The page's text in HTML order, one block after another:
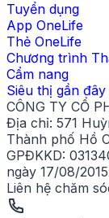
Tuyển dụng
App OneLife
Thẻ OneLife
Chương trình
Cẩm nang
Siêu thị gần đây
CÔNG TY CỔ
Địa chỉ: 571
Thành phố Hồ
GPĐKKD:
ngày 17/08/
Liên hệ chăm